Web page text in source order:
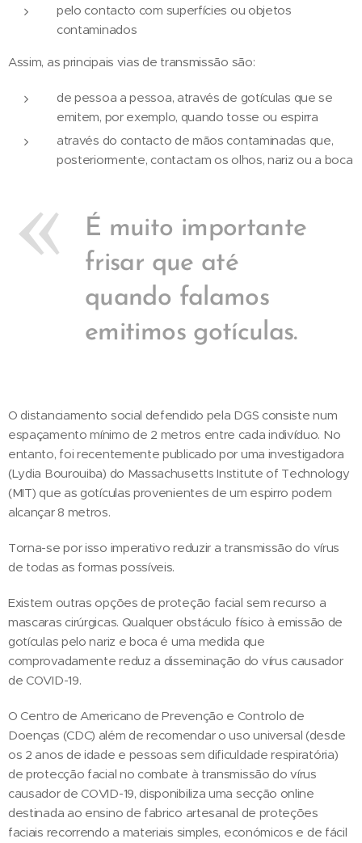
pelo contacto com superfícies ou objetos
contaminados
Assim, as principais vias de transmissão são:
de pessoa a pessoa, através de gotículas que se
emitem, por exemplo, quando tosse ou espirra
através do contacto de mãos contaminadas que,
posteriormente, contactam os olhos, nariz ou a boca
É muito importante
frisar que até
quando falamos
emitimos gotículas.
O distanciamento social defendido pela DGS consiste num
espaçamento mínimo de 2 metros entre cada indivíduo. No
entanto, foi recentemente publicado por uma investigadora
(Lydia Bourouiba) do Massachusetts Institute of Technology
(MIT) que as gotículas provenientes de um espirro podem
alcançar 8 metros.
Torna-se por isso imperativo reduzir a transmissão do vírus
de todas as formas possíveis.
Existem outras opções de proteção facial sem recurso a
mascaras cirúrgicas. Qualquer obstáculo físico à emissão de
gotículas pelo nariz e boca é uma medida que
comprovadamente reduz a disseminação do vírus causador
de COVID-19.
O Centro de Americano de Prevenção e Controlo de
Doenças (CDC) além de recomendar o uso universal (desde
os 2 anos de idade e pessoas sem dificuldade respiratória)
de protecção facial no combate à transmissão do vírus
causador de COVID-19, disponibiliza uma secção online
destinada ao ensino de fabrico artesanal de proteções
faciais recorrendo a materiais simples, económicos e de fácil